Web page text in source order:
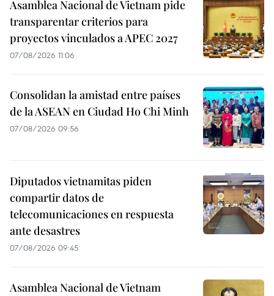
Asamblea Nacional de Vietnam pide
transparentar criterios para
proyectos vinculados a APEC 2027
07/08/2026 11:06
Consolidan la amistad entre países
de la ASEAN en Ciudad Ho Chi Minh
07/08/2026 09:56
Diputados vietnamitas piden
compartir datos de
telecomunicaciones en respuesta
ante desastres
07/08/2026 09:45
Asamblea Nacional de Vietnam